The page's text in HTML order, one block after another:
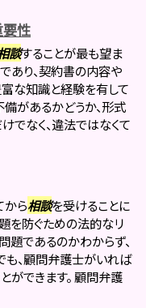
要性
談することが最も望ま
あり、契約書の内容や
な知識と経験を有して
備があるかどうか、形式
でなく、違法ではなくて
から相談を受けることに
を防ぐための法的なリ
題であるのかわからず、
も、顧問弁護士がいれば
ができます。 顧問弁護